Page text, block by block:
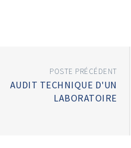
POSTE PRÉCÉDENT
AUDIT TECHNIQUE D'UN
LABORATOIRE